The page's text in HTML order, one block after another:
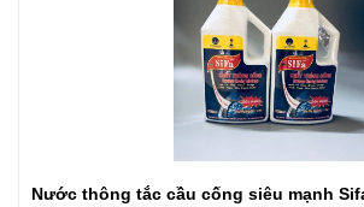
Nước thông tắc cầu cống siêu mạnh